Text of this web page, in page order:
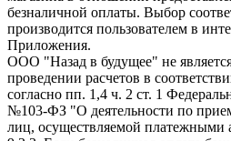
безналичной оплаты. Выбор
производится пользователем в
Приложения.
ООО "Назад в будущее" не
проведении расчетов в
согласно пп. 1,4 ч. 2 ст. 1
№103-ФЗ "О деятельности по
лиц, осуществляемой платежными